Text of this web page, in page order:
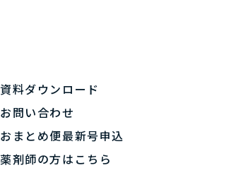
資料ダウンロード
お問い合わせ
おまとめ便最新号申込
薬剤師の方はこちら